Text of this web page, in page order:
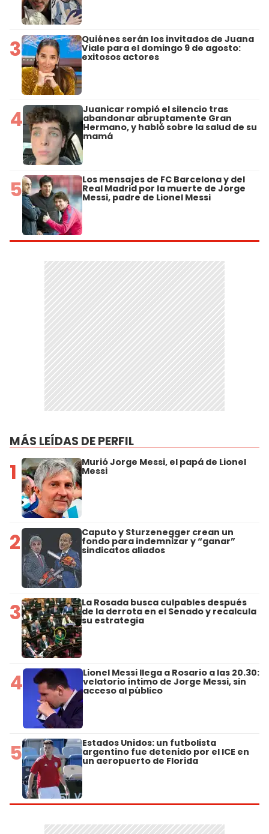
3 Quiénes serán los invitados de Juana
Viale para el domingo 9 de agosto:
exitosos actores
4 Juanicar rompió el silencio tras
abandonar abruptamente Gran
Hermano, y habló sobre la salud de su
mamá
5 Los mensajes de FC Barcelona y del
Real Madrid por la muerte de Jorge
Messi, padre de Lionel Messi
MÁS LEÍDAS DE PERFIL
1 Murió Jorge Messi, el papá de Lionel
Messi
2 Caputo y Sturzenegger crean un
fondo para indemnizar y “ganar”
sindicatos aliados
3 La Rosada busca culpables después
de la derrota en el Senado y recalcula
su estrategia
4 Lionel Messi llega a Rosario a las 20.30:
velatorio íntimo de Jorge Messi, sin
acceso al público
5 Estados Unidos: un futbolista
argentino fue detenido por el ICE en
un aeropuerto de Florida